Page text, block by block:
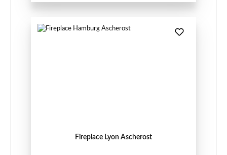
Fireplace Lyon Ascherost